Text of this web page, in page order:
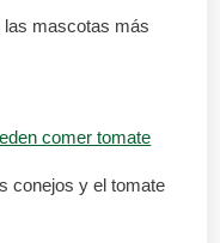
las mascotas más
comer tomate
conejos y el tomate